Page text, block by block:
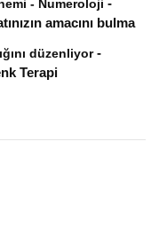
- Numeroloji -
amacını bulma
düzenliyor-
Terapi